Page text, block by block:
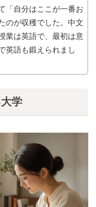
「自分はここが一番お
のが収穫でした。中文
業は英語で、最初は意
英語も鍛えられまし
学